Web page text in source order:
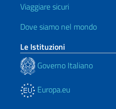
Viaggiare sicuri
Dove siamo nel mondo
Le Istituzioni
Governo Italiano
Europa.eu